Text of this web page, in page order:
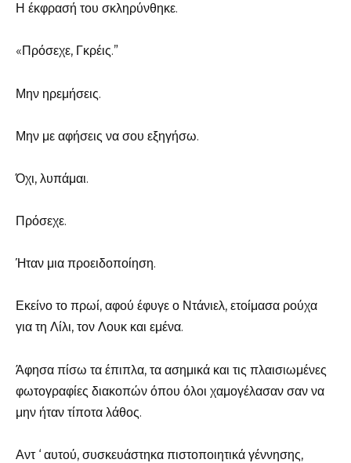
Η έκφρασή του σκληρύνθηκε.
«Πρόσεχε, Γκρέις.”
Μην ηρεμήσεις.
Μην με αφήσεις να σου εξηγήσω.
Όχι, λυπάμαι.
Πρόσεχε.
Ήταν μια προειδοποίηση.
Εκείνο το πρωί, αφού έφυγε ο Ντάνιελ, ετοίμασα ρούχα
για τη Λίλι, τον Λουκ και εμένα.
Άφησα πίσω τα έπιπλα, τα ασημικά και τις πλαισιωμένες
φωτογραφίες διακοπών όπου όλοι χαμογέλασαν σαν να
μην ήταν τίποτα λάθος.
Αντ ‘ αυτού, συσκευάστηκα πιστοποιητικά γέννησης,